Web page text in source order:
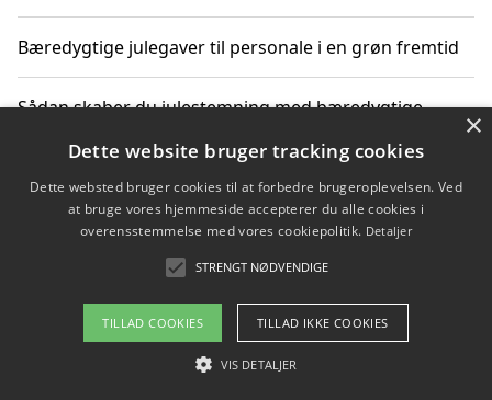
Bæredygtige julegaver til personale i en grøn fremtid
Sådan skaber du julestemning med bæredygtige
Sådan skaber du et bæredygtigt hjem med familien i
Copyright 2026 - Pilanto Aps
Om / kontakt
×
Dette website bruger tracking cookies
Dette websted bruger cookies til at forbedre brugeroplevelsen. Ved
at bruge vores hjemmeside accepterer du alle cookies i
overensstemmelse med vores cookiepolitik. Detaljer
STRENGT NØDVENDIGE
TILLAD COOKIES TILLAD IKKE COOKIES
VIS DETALJER